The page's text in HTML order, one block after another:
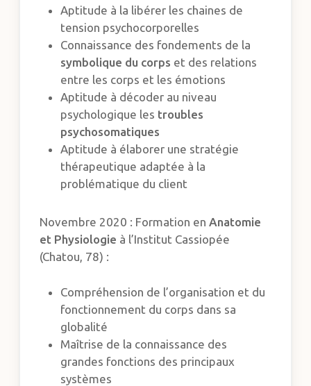
Aptitude à la libérer les chaines de
tension psychocorporelles
Connaissance des fondements de la
symbolique du corps et des relations
entre les corps et les émotions
Aptitude à décoder au niveau
psychologique les troubles
psychosomatiques
Aptitude à élaborer une stratégie
thérapeutique adaptée à la
problématique du client
Novembre 2020 : Formation enAnatomie
et Physiologie à l’Institut Cassiopée
(Chatou, 78) :
Compréhension de l’organisation et du
fonctionnement du corps dans sa
globalité
Maîtrise de la connaissance des
grandes fonctions des principaux
systèmes